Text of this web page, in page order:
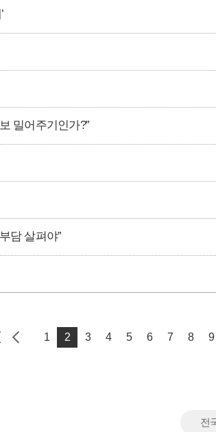
밀어주기인가?”
담 살펴야”
1 2 3 4 5 6 7 8 9
전